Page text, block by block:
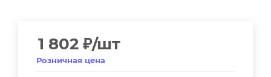
1 802 ₽/шт
Розничная цена